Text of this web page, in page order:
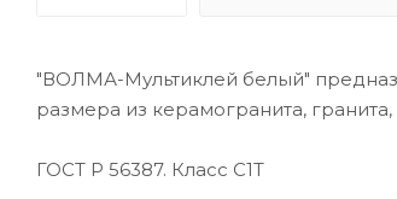
"ВОЛМА-Мультиклей белый"
размера из керамогранита,
ГОСТ Р 56387. Класс C1T